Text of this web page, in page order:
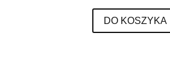
DO KOSZYKA